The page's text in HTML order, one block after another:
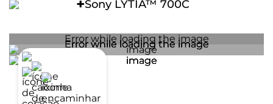
Wi-fi
802.11 a/b/g/n/ac/ax/Wi-Fi 6E | 2,4 GHz, 5 GHz e 6 GHz
Bluetooth
+Sony LYTIA™ 700C